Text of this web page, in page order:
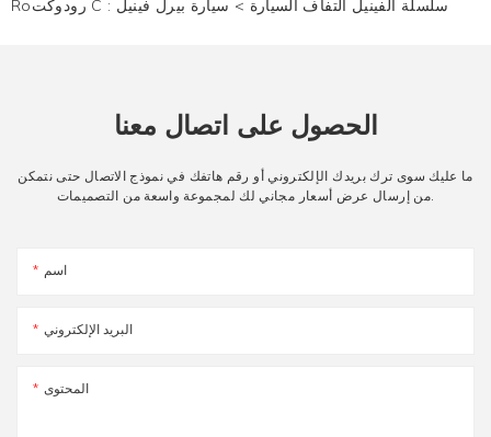
Roرودوكت C :
سلسلة الفينيل التفاف السيارة > سيارة بيرل فينيل
الحصول على اتصال معنا
ما عليك سوى ترك بريدك الإلكتروني أو رقم هاتفك في نموذج الاتصال حتى نتمكن
من إرسال عرض أسعار مجاني لك لمجموعة واسعة من التصميمات.
اسم
البريد الإلكتروني
المحتوى